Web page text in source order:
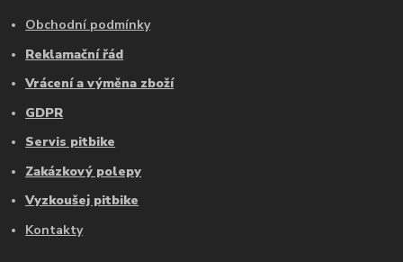
Obchodní podmínky
Reklamační řád
Vrácení a výměna zboží
GDPR
Servis pitbike
Zakázkový polepy
Vyzkoušej pitbike
Kontakty